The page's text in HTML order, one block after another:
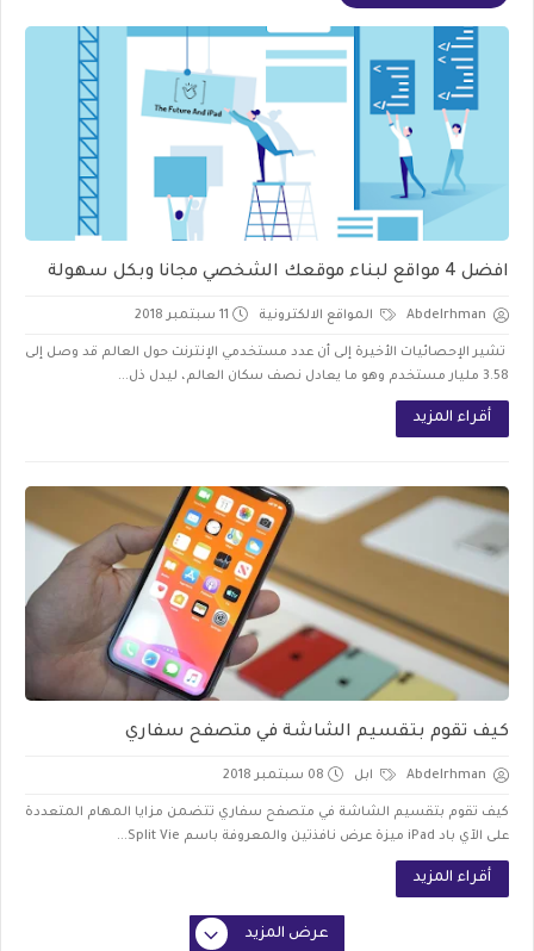
افضل 4 مواقع لبناء موقعك الشخصي مجانا وبكل سهولة
Abdelrhman المواقع الالكترونية 11 سبتمبر 2018
تشير الإحصائيات الأخيرة إلى أن عدد مستخدمي الإنترنت حول العالم قد وصل إلى
3.58 مليار مستخدم وهو ما يعادل نصف سكان العالم، ليدل ذل...
أقراء المزيد
كيف تقوم بتقسيم الشاشة في متصفح سفاري
Abdelrhman ابل 08 سبتمبر 2018
كيف تقوم بتقسيم الشاشة في متصفح سفاري تتضمن مزايا المهام المتعددة
على الآي باد iPad ميزة عرض نافذتين والمعروفة باسم Split Vie...
أقراء المزيد
عرض المزيد